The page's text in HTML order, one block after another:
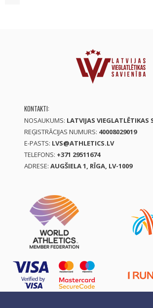
KONTAKTI:
NOSAUKUMS: LATVIJAS VIEGLATLĒTIKAS
REĢISTRĀCIJAS NUMURS: 40008029019
E-PASTS: LVS@ATHLETICS.LV
TELEFONS: +371 29511674
ADRESE: AUGŠIELA 1, RĪGA, LV-1009